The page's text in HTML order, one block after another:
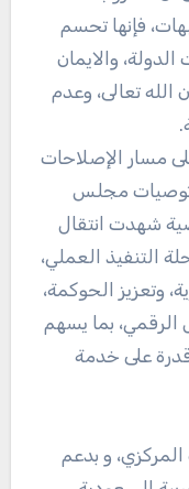
فإنها تحسم
والايمان
الله تعالى، وعدم
مسار الإصلاحات
وتوصيات مجلس
شهدت انتقال
التنفيذ العملي،
وتعزيز الحوكمة،
الرقمي، بما يسهم
على خدمة
و بدعم